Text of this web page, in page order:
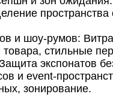
и шоу-румов:
стильные
экспонатов
и event-
зонирование.